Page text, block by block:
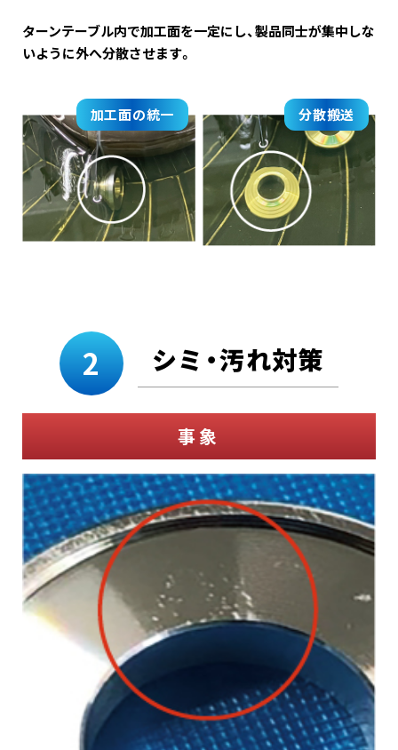
ターンテーブル内で加工面を一定にし、製品同士が集中しな
いように外へ分散させます。
加工面の統一 分散搬送
2 シミ・汚れ対策
事象